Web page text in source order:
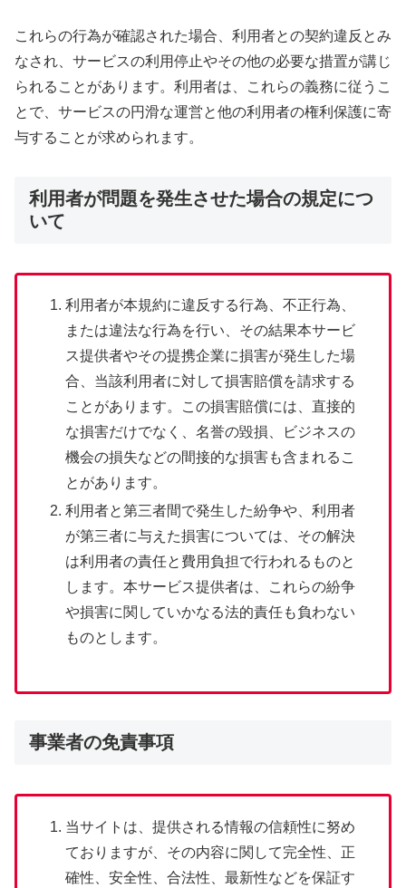
これらの行為が確認された場合、利用者との契約違反とみ
なされ、サービスの利用停止やその他の必要な措置が講じ
られることがあります。利用者は、これらの義務に従うこ
とで、サービスの円滑な運営と他の利用者の権利保護に寄
与することが求められます。
利用者が問題を発生させた場合の規定につ
いて
利用者が本規約に違反する行為、不正行為、
または違法な行為を行い、その結果本サービ
ス提供者やその提携企業に損害が発生した場
合、当該利用者に対して損害賠償を請求する
ことがあります。この損害賠償には、直接的
な損害だけでなく、名誉の毀損、ビジネスの
機会の損失などの間接的な損害も含まれるこ
とがあります。
利用者と第三者間で発生した紛争や、利用者
が第三者に与えた損害については、その解決
は利用者の責任と費用負担で行われるものと
します。本サービス提供者は、これらの紛争
や損害に関していかなる法的責任も負わない
ものとします。
事業者の免責事項
当サイトは、提供される情報の信頼性に努め
ておりますが、その内容に関して完全性、正
確性、安全性、合法性、最新性などを保証す